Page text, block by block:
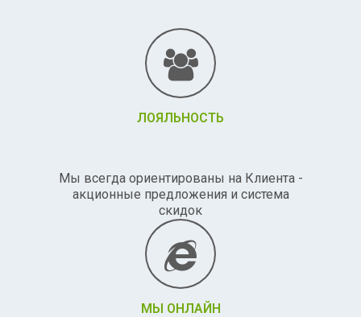
ЛОЯЛЬНОСТЬ
Мы всегда ориентированы на Клиента -
акционные предложения и система
скидок
МЫ ОНЛАЙН